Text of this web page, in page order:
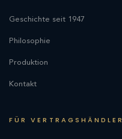
Geschichte seit 1947
Philosophie
Produktion
Kontakt
FÜR VERTRAGSHÄNDLER